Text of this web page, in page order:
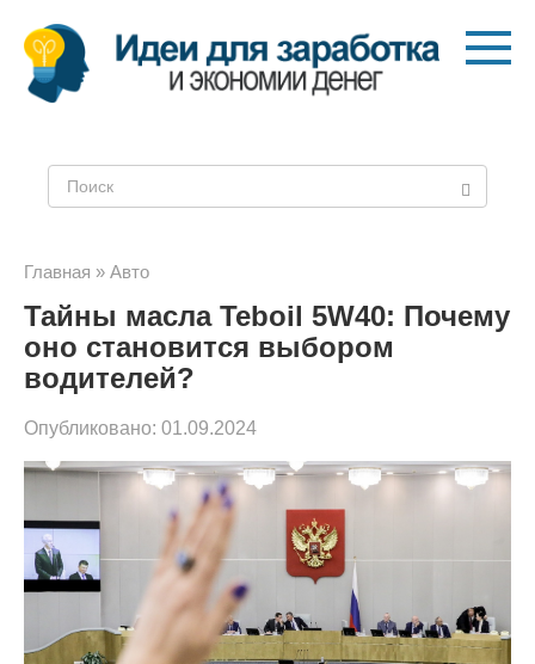
Перейти
контенту
Главная » Авто
Тайны масла Teboil 5W40: Почему
оно становится выбором
водителей?
Опубликовано: 01.09.2024